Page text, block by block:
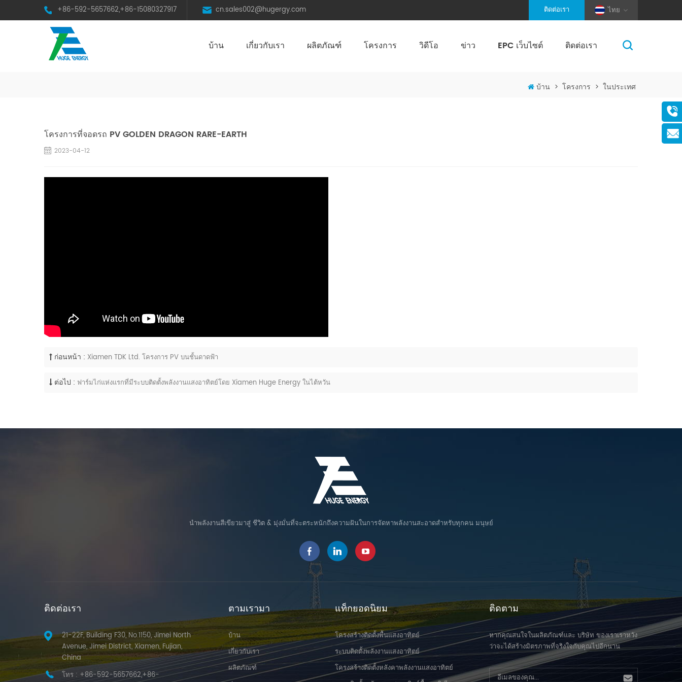
+86-592-5657662,+86-15080327917 cn.sales002@hugergy.com ไทย
ติดต่อเรา
บ้าน เกี่ยวกับเรา ผลิตภัณฑ์ โครงการ วิดีโอ ข่าว EPC เว็บไซต์ ติดต่อเรา
บ้าน > โครงการ > ในประเทศ
โครงการที่จอดรถ PV GOLDEN DRAGON RARE-EARTH
2023-04-12
ก่อนหน้า : Xiamen TDK Ltd. โครงการ PV บนชั้นดาดฟ้า
ต่อไป : ฟาร์มไก่แห่งแรกที่มีระบบติดตั้งพลังงานแสงอาทิตย์โดย Xiamen Huge Energy ในไต้หวัน
นำพลังงานสีเขียวมาสู่ ชีวิต & มุ่งมั่นที่จะตระหนักถึงความฝันในการจัดหาพลังงานสะอาดสำหรับทุกคน มนุษย์
ติดต่อเรา
21-22F, Building F30, No.1150, Jimei North
Avenue, Jimei District, Xiamen, Fujian,
China
โทร : +86-592-5657662,+86-
ตามเรามา
บ้าน
เกี่ยวกับเรา
ผลิตภัณฑ์
แท็กยอดนิยม
โครงสร้างติดตั้งพื้นแสงอาทิตย์
ระบบติดตั้งพลังงานแสงอาทิตย์
โครงสร้างติดตั้งหลังคาพลังงานแสงอาทิตย์
ติดตาม
หากคุณสนใจในผลิตภัณฑ์และ บริษัท ของเราเราหวัง
ว่าจะได้สร้างมิตรภาพที่จริงใจกับคุณไปอีกนาน